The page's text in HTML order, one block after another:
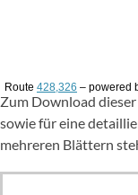
Route 428,326 – powered
Zum Download
sowie für eine
mehreren Blättern